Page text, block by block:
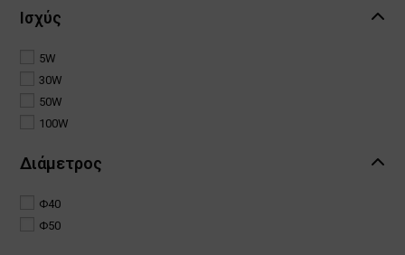
Ισχύς
5W
30W
50W
100W
Διάμετρος
Φ40
Φ50